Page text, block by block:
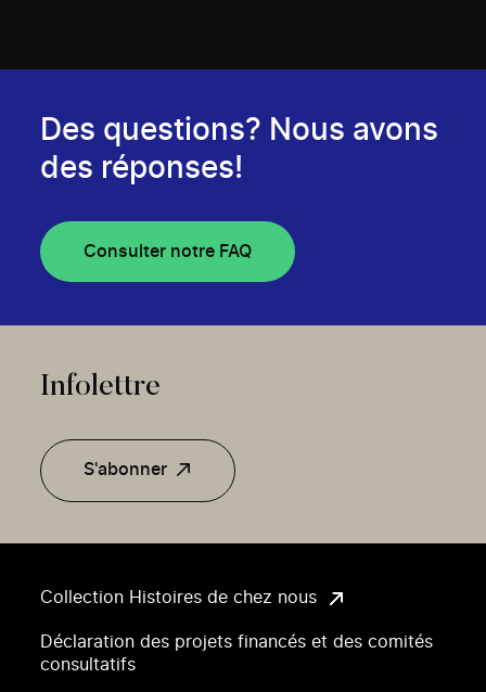
Collection Histoires de chez nous
Déclaration des projets financés et des comités
consultatifs
Des questions? Nous avons
des réponses!
Consulter notre FAQ
Infolettre
S'abonner